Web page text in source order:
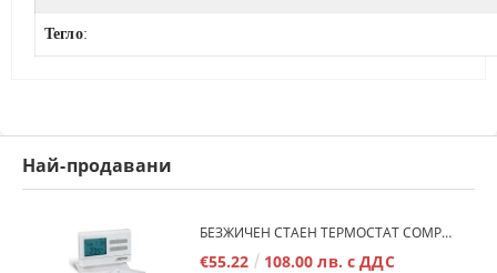
Тегло:
Най-продавани
БЕЗЖИЧЕН СТАЕН ТЕРМОСТАТ COMPUTHERM Q7RF
€55.22 108.00 лв. с ДДС